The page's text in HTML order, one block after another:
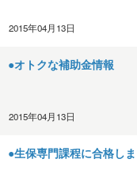
2015年04月13日
●オトクな補助金情報
2015年04月13日
●生保専門課程に合格し